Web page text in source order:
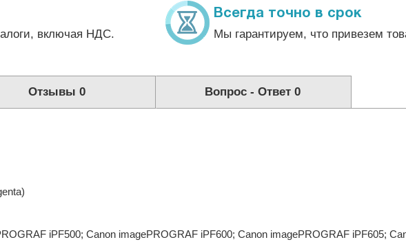
включая НДС.
Всегда точно в срок
Мы гарантируем, что привезем
Отзывы 0 Вопрос - Ответ0
iPF500; Canon imagePROGRAF iPF600; Canon imagePROGRAF iPF605;